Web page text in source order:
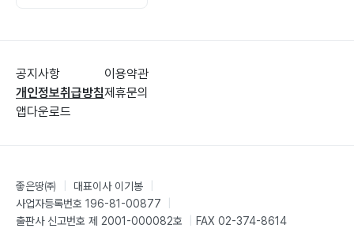
공지사항
개인정보취급방침
앱다운로드
이용약관
제휴문의
좋은땅㈜ 대표이사 이기봉
사업자등록번호 196-81-00877
출판사 신고번호 제 2001-000082호
FAX 02-374-8614